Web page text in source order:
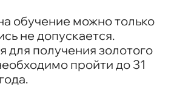
обучение можно только
не допускается.
для получения золотого
пройти до 31